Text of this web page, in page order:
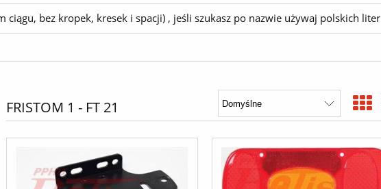
ciągu, bez kropek, kresek i spacji) , jeśli szukasz po nazwie używaj polskich liter
FRISTOM 1 - FT 21